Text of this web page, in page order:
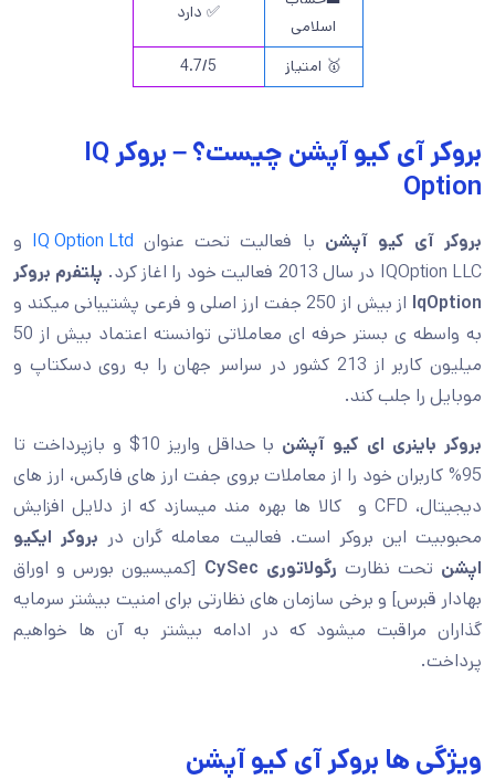
اسلامی
✅ دارد
🥇 امتیاز 4.7/5
بروکر آی کیو آپشن چیست؟ – بروکر IQ
Option
بروکر آی کیو آپشن با فعالیت تحت عنوان IQ Option Ltd و
IQOption LLC در سال 2013 فعالیت خود را اغاز کرد.
پلتفرم بروکر
IqOption
از بیش از 250 جفت ارز اصلی و فرعی پشتیبانی میکند و
به واسطه ی بستر حرفه ای معاملاتی توانسته اعتماد بیش از 50
میلیون کاربر از 213 کشور در سراسر جهان را به روی دسکتاپ و
موبایل را جلب کند.
بروکر باینری ای کیو آپشن
با حداقل واریز 10$ و بازپرداخت تا
95% کاربران خود را از معاملات بروی جفت ارز های فارکس، ارز های
دیجیتال، CFD و کالا ها بهره مند میسازد که از دلایل افزایش
محبوبیت این بروکر است. فعالیت معامله گران در بروکر ایکیو
اپشن تحت نظارت رگولاتوری CySec
[کمیسیون بورس و اوراق
بهادار قبرس] و برخی سازمان های نظارتی برای امنیت بیشتر سرمایه
گذاران مراقبت میشود که در ادامه بیشتر به آن ها خواهیم
پرداخت.
ویژگی ها بروکر آی کیو آپشن